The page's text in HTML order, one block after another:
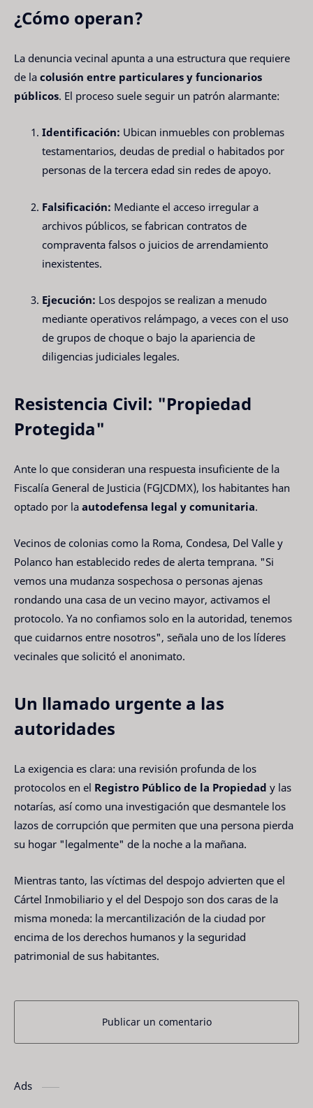
¿Cómo operan?
La denuncia vecinal apunta a una estructura que requiere
de la colusión entre particulares y funcionarios
públicos. El proceso suele seguir un patrón alarmante:
Identificación: Ubican inmuebles con problemas
testamentarios, deudas de predial o habitados por
personas de la tercera edad sin redes de apoyo.
Falsificación: Mediante el acceso irregular a
archivos públicos, se fabrican contratos de
compraventa falsos o juicios de arrendamiento
inexistentes.
Ejecución: Los despojos se realizan a menudo
mediante operativos relámpago, a veces con el uso
de grupos de choque o bajo la apariencia de
diligencias judiciales legales.
Resistencia Civil: "Propiedad
Protegida"
Ante lo que consideran una respuesta insuficiente de la
Fiscalía General de Justicia (FGJCDMX), los habitantes han
optado por la autodefensa legal y comunitaria.
Vecinos de colonias como la Roma, Condesa, Del Valle y
Polanco han establecido redes de alerta temprana. "Si
vemos una mudanza sospechosa o personas ajenas
rondando una casa de un vecino mayor, activamos el
protocolo. Ya no confiamos solo en la autoridad, tenemos
que cuidarnos entre nosotros", señala uno de los líderes
vecinales que solicitó el anonimato.
Un llamado urgente a las
autoridades
La exigencia es clara: una revisión profunda de los
protocolos en el Registro Público de la Propiedad y las
notarías, así como una investigación que desmantele los
lazos de corrupción que permiten que una persona pierda
su hogar "legalmente" de la noche a la mañana.
Mientras tanto, las víctimas del despojo advierten que el
Cártel Inmobiliario y el del Despojo son dos caras de la
misma moneda: la mercantilización de la ciudad por
encima de los derechos humanos y la seguridad
patrimonial de sus habitantes.
Publicar un comentario
Ads